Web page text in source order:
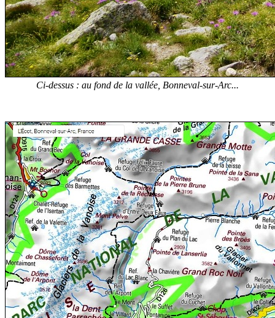
Ci-dessus : au fond de la vallée, Bonneval-sur-Arc...